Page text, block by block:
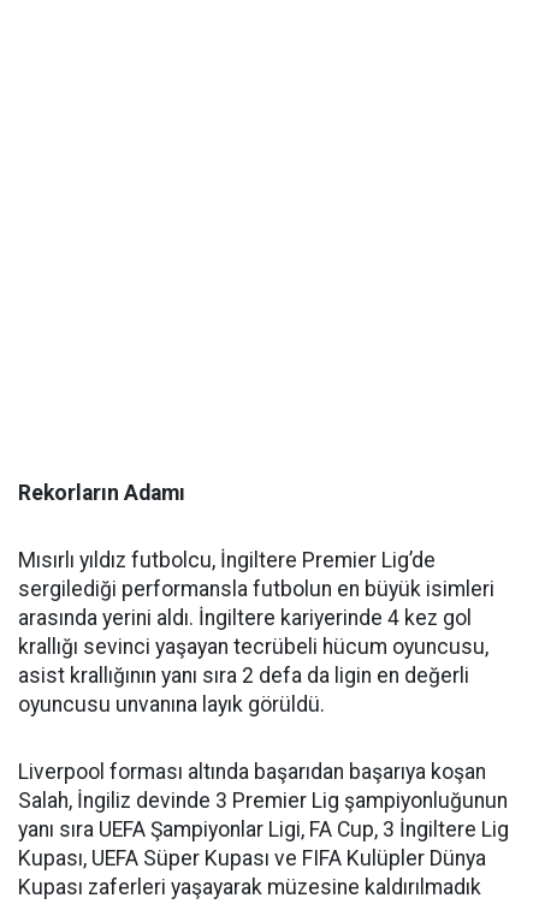
Rekorların Adamı
Mısırlı yıldız futbolcu, İngiltere Premier Lig’de
sergilediği performansla futbolun en büyük isimleri
arasında yerini aldı. İngiltere kariyerinde 4 kez gol
krallığı sevinci yaşayan tecrübeli hücum oyuncusu,
asist krallığının yanı sıra 2 defa da ligin en değerli
oyuncusu unvanına layık görüldü.
Liverpool forması altında başarıdan başarıya koşan
Salah, İngiliz devinde 3 Premier Lig şampiyonluğunun
yanı sıra UEFA Şampiyonlar Ligi, FA Cup, 3 İngiltere Lig
Kupası, UEFA Süper Kupası ve FIFA Kulüpler Dünya
Kupası zaferleri yaşayarak müzesine kaldırılmadık